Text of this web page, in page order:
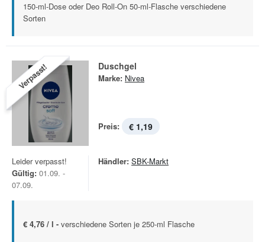
150-ml-Dose oder Deo Roll-On 50-ml-Flasche verschiedene
Sorten
Verpasst! Duschgel
Marke: Nivea
Preis: € 1,19
Leider verpasst!
Gültig: 01.09. -
07.09.
Händler: SBK-Markt
€ 4,76 / l - verschiedene Sorten je 250-ml Flasche